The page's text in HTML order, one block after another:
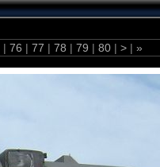
| 76 | 77 | 78 | 79 | 80 | > | »